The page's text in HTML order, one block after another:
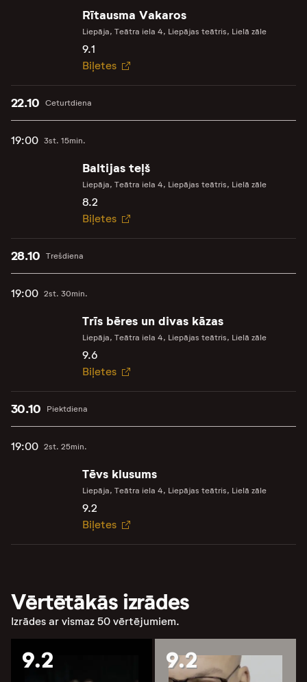
Rītausma Vakaros
Liepāja, Teātra iela 4, Liepājas teātris, Lielā zāle
9.1
Biļetes
Ceturtdiena
22.10
19:00 3st. 15min.
Baltijas teļš
Liepāja, Teātra iela 4, Liepājas teātris, Lielā zāle
8.2
Biļetes
Trešdiena
28.10
19:00 2st. 30min.
Trīs bēres un divas kāzas
Liepāja, Teātra iela 4, Liepājas teātris, Lielā zāle
9.6
Biļetes
Piektdiena
30.10
19:00 2st. 25min.
Tēvs klusums
Liepāja, Teātra iela 4, Liepājas teātris, Lielā zāle
9.2
Biļetes
Vērtētākās izrādes
Izrādes ar vismaz 50 vērtējumiem.
9.2 9.2